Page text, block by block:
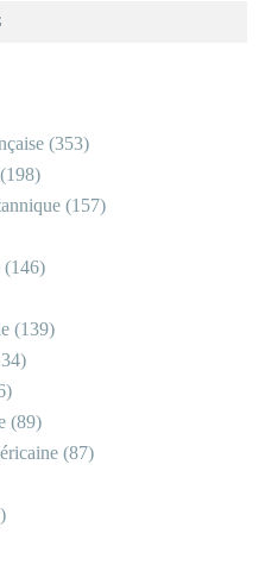
(353)
(198)
(157)
(146)
(139)
(89)
(87)